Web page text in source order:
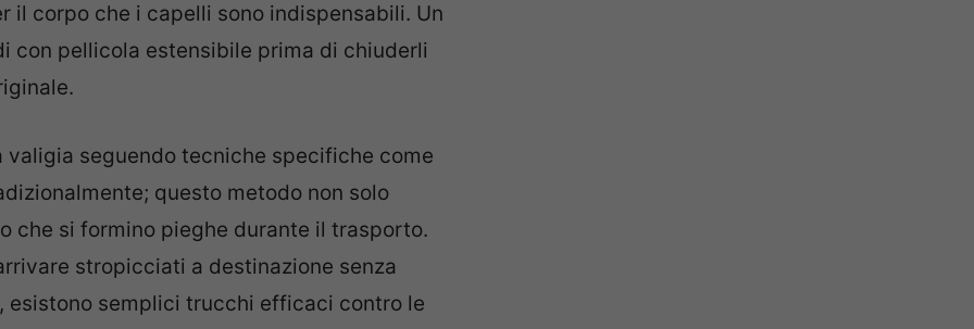
il corpo che i capelli sono indispensabili. Un
con pellicola estensibile prima di chiuderli
seguendo tecniche specifiche come
questo metodo non solo
che si formino pieghe durante il trasporto.
stropicciati a destinazione senza
semplici trucchi efficaci contro le